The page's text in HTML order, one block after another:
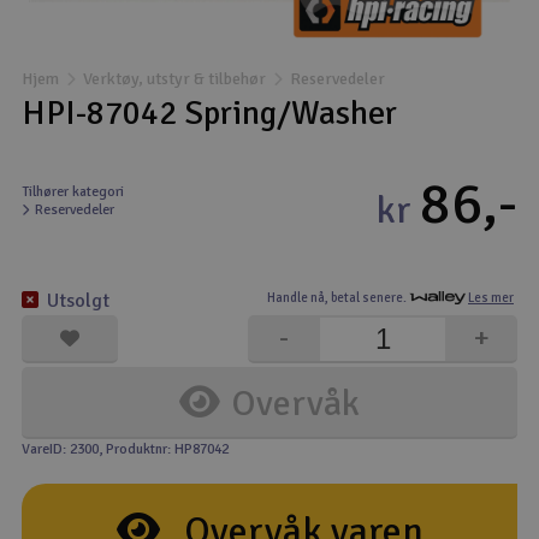
Droner
Fly
Helikopter
Kamerautstyr
Modellbygging, LEGO & byggesett
Modelljernbane
Motor & tilbehør
Hjem Verktøy, utstyr & tilbehør Reservedeler
HPI-87042 Spring/Washer
Tilhører kategori
Reservedeler
Handle nå, betal senere. Les mer
kr 86,-
Overvåk
+
-
Utsolgt
VareID: 2300, Produktnr: HP87042